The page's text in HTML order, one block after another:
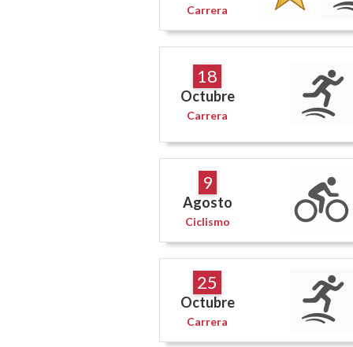
Carrera
18
Octubre
Carrera
9
Agosto
Ciclismo
25
Octubre
Carrera